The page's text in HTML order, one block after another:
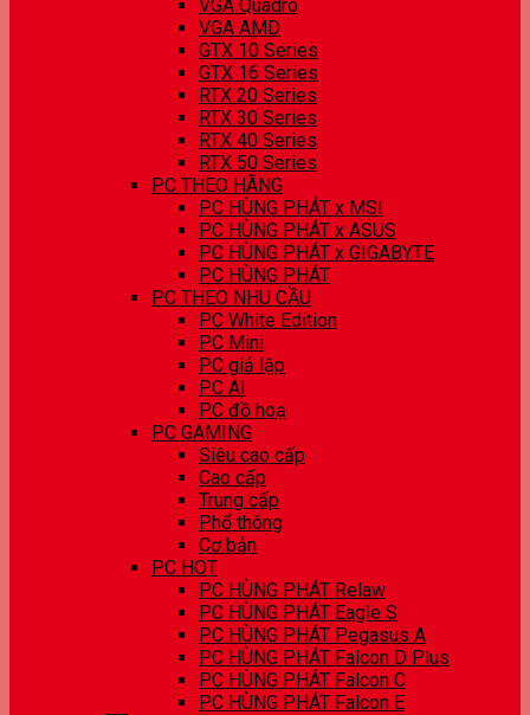
VGA Quadro
VGA AMD
GTX 10 Series
GTX 16 Series
RTX 20 Series
RTX 30 Series
RTX 40 Series
RTX 50 Series
PC THEO HÃNG
PC HÙNG PHÁT x MSI
PC HÙNG PHÁT x ASUS
PC HÙNG PHÁT x GIGABYTE
PC HÙNG PHÁT
PC THEO NHU CẦU
PC White Edition
PC Mini
PC giả lập
PC AI
PC đồ hoạ
PC GAMING
Siêu cao cấp
Cao cấp
Trung cấp
Phổ thông
Cơ bản
PC HOT
PC HÙNG PHÁT Relaw
PC HÙNG PHÁT Eagle S
PC HÙNG PHÁT Pegasus A
PC HÙNG PHÁT Falcon D Plus
PC HÙNG PHÁT Falcon C
PC HÙNG PHÁT Falcon E